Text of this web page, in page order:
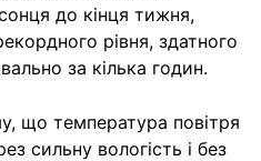
до кінця тижня,
рівня, здатного
за кілька годин.
що температура повітря
сильну вологість і без